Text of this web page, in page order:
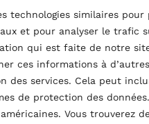
technologies similaires
et pour analyser le trafic
qui est faite de notre
ces informations à
des services. Cela peut
de protection des
Vous
Filippo Brunelleschi 9, 44020